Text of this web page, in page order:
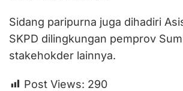
Sidang paripurna juga dihadiri
SKPD dilingkungan pemprov
stakehokder lainnya.
Post Views: 290